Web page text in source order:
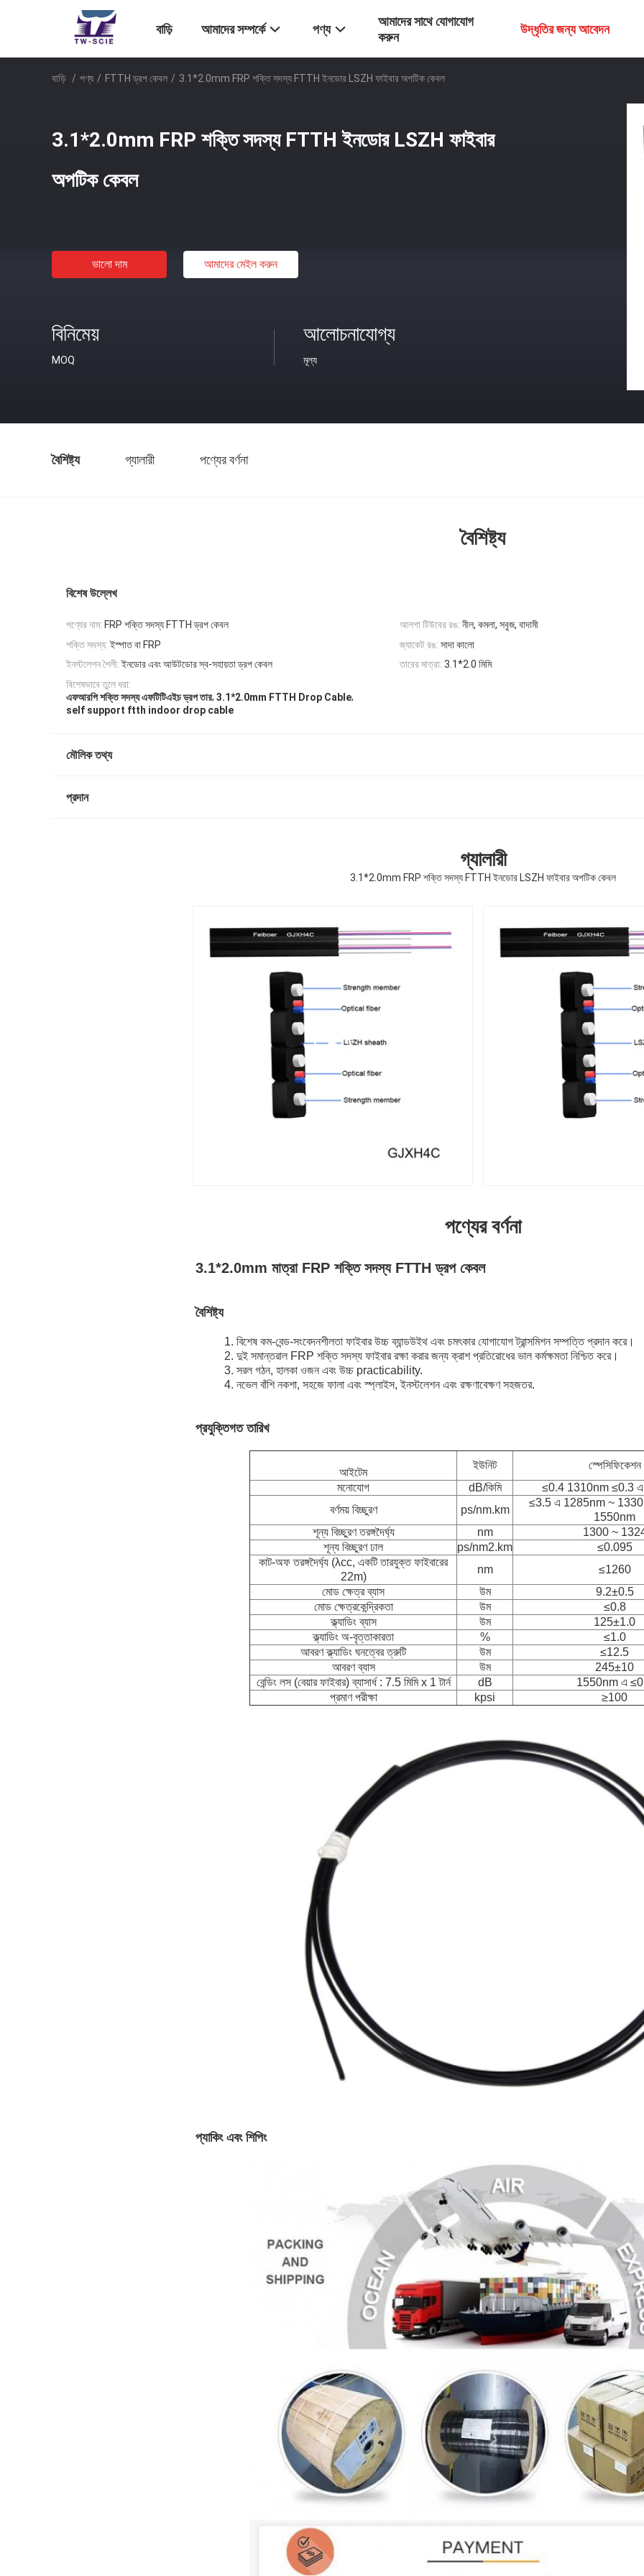
বাড়ি আমাদের সম্পর্কে পণ্য
আমাদের সাথে যোগাযোগ
করুন
উদ্ধৃতির জন্য আবেদন
বাড়ি / পণ্য / FTTH ড্রপ কেবল / 3.1*2.0mm FRP শক্তি সদস্য FTTH ইনডোর LSZH ফাইবার অপটিক কেবল
3.1*2.0mm FRP শক্তি সদস্য FTTH ইনডোর LSZH ফাইবার
অপটিক কেবল
ভালো দাম আমাদের মেইল ​​করুন
বিনিমেয়
MOQ
আলোচনাযোগ্য
মূল্য
বৈশিষ্ট্য গ্যালারী পণ্যের বর্ণনা
বৈশিষ্ট্য
বিশেষ উল্লেখ
পণ্যের নাম: FRP শক্তি সদস্য FTTH ড্রপ কেবল আলগা টিউবের রঙ: নীল, কমলা, সবুজ, বাদামী
শক্তি সদস্য: ইস্পাত বা FRP জ্যাকেট রঙ: সাদা কালো
ইনস্টলেশন শৈলী: ইনডোর এবং আউটডোর স্ব-সহায়তা ড্রপ কেবল তারের মাত্রা: 3.1*2.0 মিমি
বিশেষভাবে তুলে ধরা:
এফআরপি শক্তি সদস্য এফটিটিএইচ ড্রপ তার, 3.1*2.0mm FTTH Drop Cable,
self support ftth indoor drop cable
মৌলিক তথ্য
প্রদান
গ্যালারী
3.1*2.0mm FRP শক্তি সদস্য FTTH ইনডোর LSZH ফাইবার অপটিক কেবল
পণ্যের বর্ণনা
3.1*2.0mm মাত্রা FRP শক্তি সদস্য FTTH ড্রপ কেবল
বৈশিষ্ট্য
1. বিশেষ কম-বেন্ড-সংবেদনশীলতা ফাইবার উচ্চ ব্যান্ডউইথ এবং চমৎকার যোগাযোগ ট্রান্সমিশন সম্পত্তি প্রদান করে।
2. দুই সমান্তরাল FRP শক্তি সদস্য ফাইবার রক্ষা করার জন্য ক্রাশ প্রতিরোধের ভাল কর্মক্ষমতা নিশ্চিত করে।
3. সরল গঠন, হালকা ওজন এবং উচ্চ practicability.
4. নভেল বাঁশি নকশা, সহজে ফালা এবং স্প্লাইস, ইনস্টলেশন এবং রক্ষণাবেক্ষণ সহজতর.
প্রযুক্তিগত তারিখ
আইটেম
ইউনিট
স্পেসিফিকেশন
মনোযোগ
dB/কিমি
≤0.4 1310nm ≤0.3
বর্ণময় বিচ্ছুরণ
ps/nm.km
≤3.5 এ 1285nm ~
1550nm
শূন্য বিচ্ছুরণ তরঙ্গদৈর্ঘ্য
nm
1300 ~
শূন্য বিচ্ছুরণ ঢাল
ps/nm2.km
≤0.095
কাট-অফ তরঙ্গদৈর্ঘ্য (λcc, একটি তারযুক্ত ফাইবারের
22m)
nm
≤1260
মোড ক্ষেত্র ব্যাস
উম
9.2±0.5
মোড ক্ষেত্রকেন্দ্রিকতা
উম
≤0.8
ক্ল্যাডিং ব্যাস
উম
125±1.0
ক্ল্যাডিং অ-বৃত্তাকারতা
%
≤1.0
আবরণ ক্ল্যাডিং ঘনত্বের ত্রুটি
উম
≤12.5
আবরণ ব্যাস
উম
245±10
বেন্ডিং লস (বেয়ার ফাইবার) ব্যাসার্ধ : 7.5 মিমি x 1 টার্ন
dB
1550nm এ
প্রমাণ পরীক্ষা
kpsi ≥100
প্যাকিং এবং শিপিং